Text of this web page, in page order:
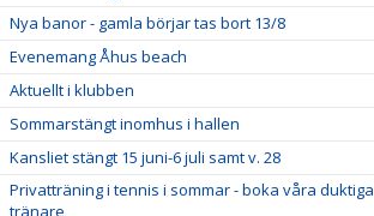
Nya banor - gamla börjar tas bort 13/8
Evenemang Åhus beach
Aktuellt i klubben
Sommarstängt inomhus i hallen
Kansliet stängt 15 juni-6 juli samt v. 28
Privatträning i tennis i sommar - boka våra duktiga
tränare